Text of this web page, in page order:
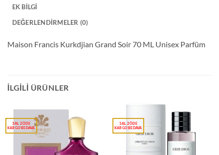
EK BILGI
DEĞERLENDIRMELER (0)
Maison Francis Kurkdjian Grand Soir 70 ML Unisex Parfüm
İLGILI ÜRÜNLER